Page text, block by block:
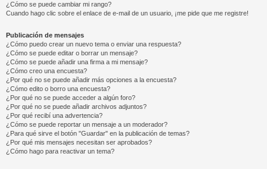
¿Cómo se puede cambiar mi rango?
Cuando hago clic sobre el enlace de e-mail de un usuario, ¡me pide que me registre!
Publicación de mensajes
¿Cómo puedo crear un nuevo tema o enviar una respuesta?
¿Cómo se puede editar o borrar un mensaje?
¿Cómo se puede añadir una firma a mi mensaje?
¿Cómo creo una encuesta?
¿Por qué no se puede añadir más opciones a la encuesta?
¿Cómo edito o borro una encuesta?
¿Por qué no se puede acceder a algún foro?
¿Por qué no se puede añadir archivos adjuntos?
¿Por qué recibí una advertencia?
¿Cómo se puede reportar un mensaje a un moderador?
¿Para qué sirve el botón "Guardar" en la publicación de temas?
¿Por qué mis mensajes necesitan ser aprobados?
¿Cómo hago para reactivar un tema?